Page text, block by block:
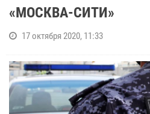
«МОСКВА-СИТИ»
17 октября 2020, 11:33